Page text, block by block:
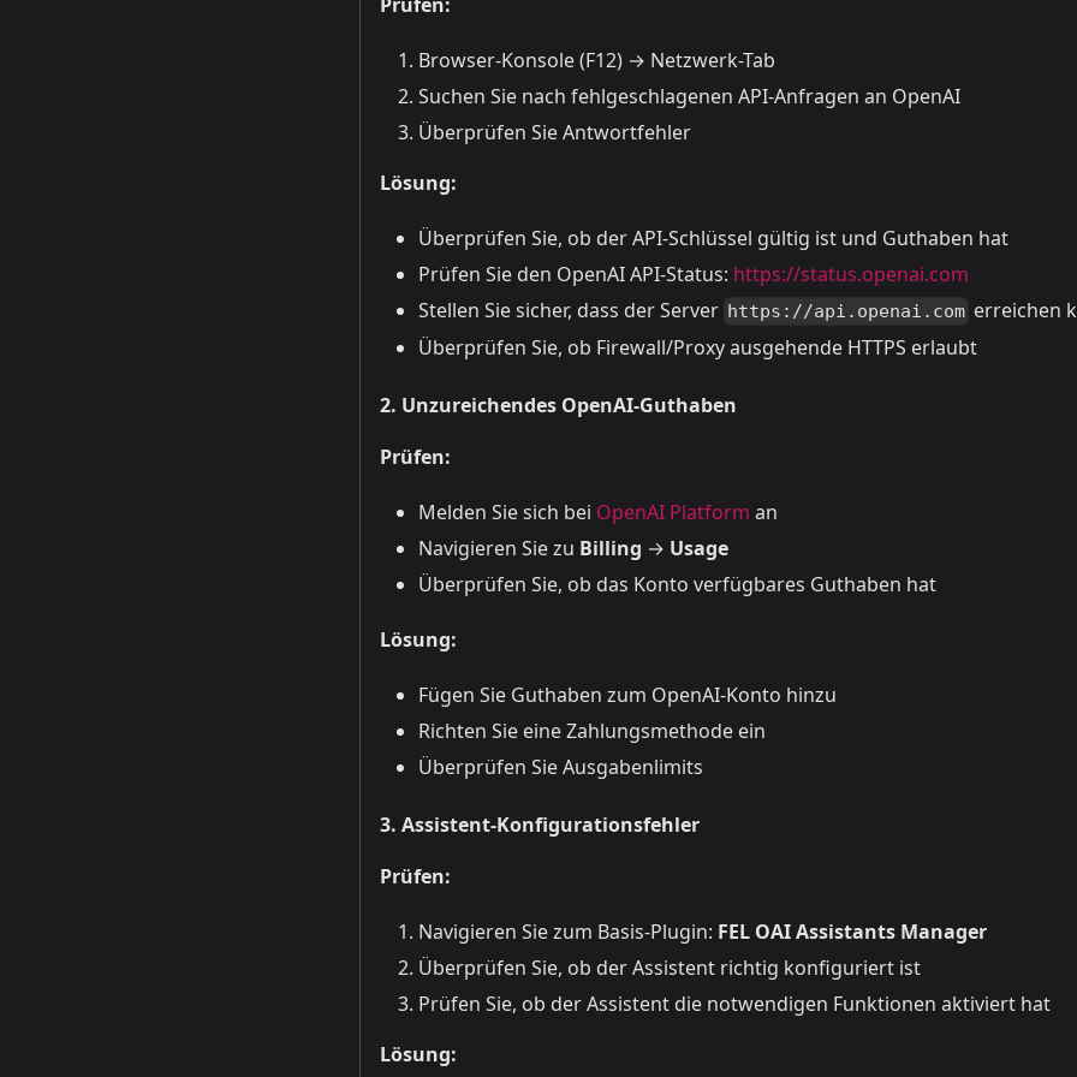
Browser-Konsole (F12) → Netzwerk-Tab
Suchen Sie nach fehlgeschlagenen API-Anfragen an OpenAI
Überprüfen Sie Antwortfehler
Lösung:
Überprüfen Sie, ob der API-Schlüssel gültig ist und Guthaben hat
Prüfen Sie den OpenAI API-Status: https://status.openai.com
Stellen Sie sicher, dass der Server https://api.openai.com erreichen
Überprüfen Sie, ob Firewall/Proxy ausgehende HTTPS erlaubt
2. Unzureichendes OpenAI-Guthaben
Prüfen:
Melden Sie sich bei OpenAI Platform an
Navigieren Sie zu Billing → Usage
Überprüfen Sie, ob das Konto verfügbares Guthaben hat
Lösung:
Fügen Sie Guthaben zum OpenAI-Konto hinzu
Richten Sie eine Zahlungsmethode ein
Überprüfen Sie Ausgabenlimits
3. Assistent-Konfigurationsfehler
Prüfen:
Navigieren Sie zum Basis-Plugin: FEL OAI Assistants Manager
Überprüfen Sie, ob der Assistent richtig konfiguriert ist
Prüfen Sie, ob der Assistent die notwendigen Funktionen aktiviert hat
Lösung: